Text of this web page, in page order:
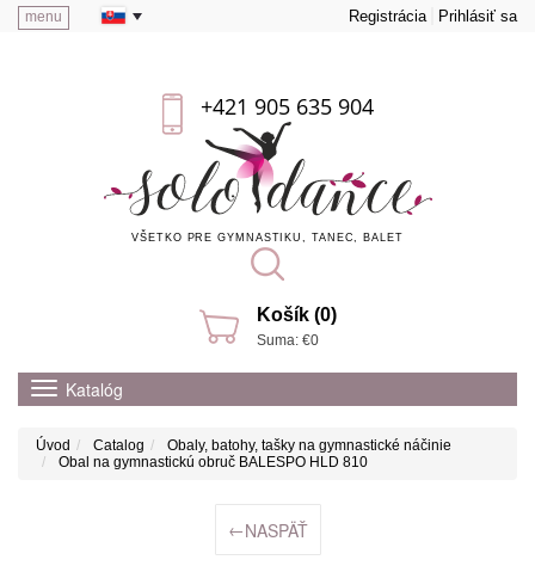
menu Registrácia Prihlásiť sa
+421 905 635 904
VŠETKO PRE GYMNASTIKU, TANEC, BALET
Košík (0)
Suma: €0
Katalóg
Úvod Catalog
Obaly, batohy, tašky na gymnastické náčinie
Obal na gymnastickú obruč BALESPO HLD 810
←NASPÄŤ